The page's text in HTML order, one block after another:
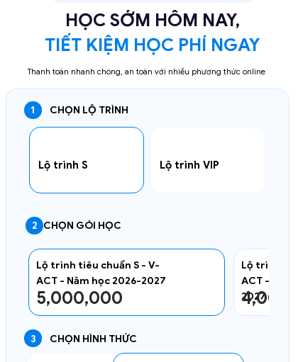
HỌC SỚM HÔM NAY,
TIẾT KIỆM HỌC PHÍ NGAY
Thanh toán nhanh chóng, an toàn với nhiều phương thức online
Lộ trình tiêu chuẩn S - V-
ACT - Năm học 2026-2027
5,000,000
đ
Lộ trình
ACT - lớp
2027
2 CHỌN GÓI HỌC
1 CHỌN LỘ TRÌNH
Lộ trình S Lộ trình VIP
3 CHỌN HÌNH THỨC